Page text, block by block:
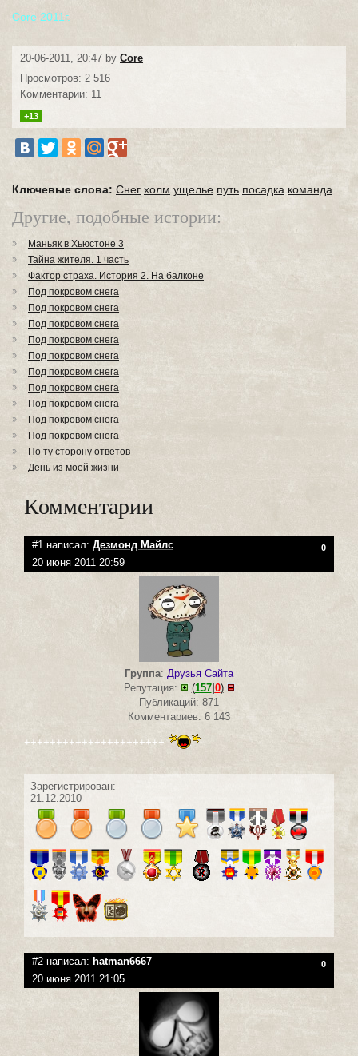
Core 2011г.
20-06-2011, 20:47 by Core
Просмотров: 2 516
Комментарии: 11
+13
Ключевые слова: Снег холм ущелье путь посадка команда
Другие, подобные истории:
Маньяк в Хьюстоне 3
Тайна жителя. 1 часть
Фактор страха. История 2. На балконе
Под покровом снега
Под покровом снега
Под покровом снега
Под покровом снега
Под покровом снега
Под покровом снега
Под покровом снега
Под покровом снега
Под покровом снега
Под покровом снега
По ту сторону ответов
День из моей жизни
Комментарии
#1 написал: Дезмонд Майлс 0
20 июня 2011 20:59
Группа: Друзья Сайта
Репутация:
(157| 0)
Публикаций: 871
Комментариев: 6 143
++++++++++++++++++++++
Зарегистрирован:
21.12.2010
#2 написал: hatman6667 0
20 июня 2011 21:05